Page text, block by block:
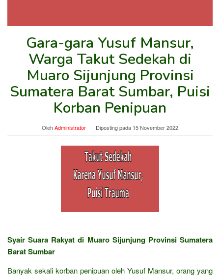
Gara-gara Yusuf Mansur,
Warga Takut Sedekah di
Muaro Sijunjung Provinsi
Sumatera Barat Sumbar, Puisi
Korban Penipuan
OlehAdministrator Diposting pada 15 November 2022
Syair Suara Rakyat di Muaro Sijunjung Provinsi Sumatera
Barat Sumbar
Banyak sekali korban penipuan oleh Yusuf Mansur, orang yang